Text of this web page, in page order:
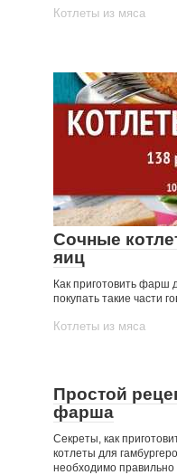
Котлеты из мяса
Сочные
яиц
Как приготовить фарш
покупать такие части
Котлеты из мяса
Простой
фарша
Секреты, как
котлеты для
необходимо правильно